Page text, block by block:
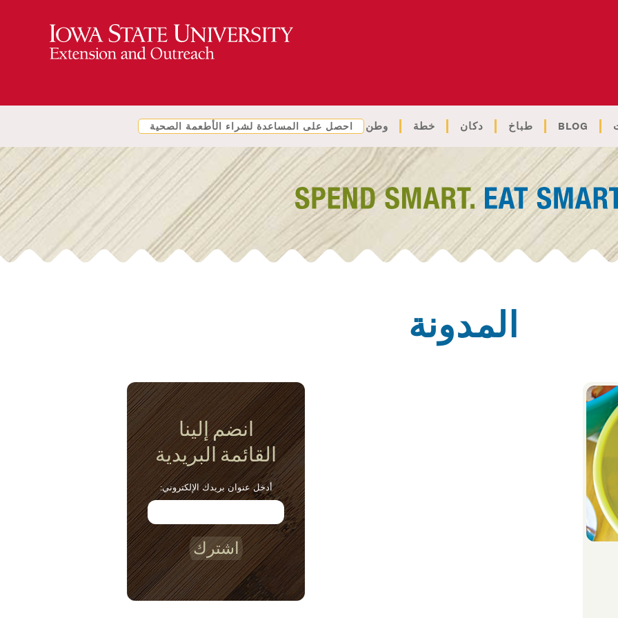
وطن خطة دكان طباخ BLOG احصل على المساعدة لشراء الأطعمة الصحية
المدونة
انضم إلينا
القائمة البريدية
أدخل عنوان بريدك الإلكتروني:
اشترك